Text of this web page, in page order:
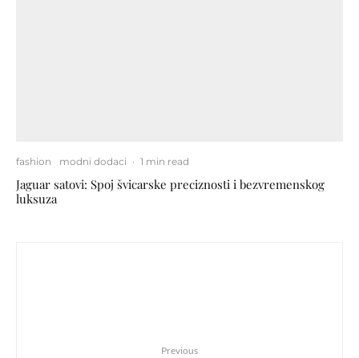
fashion modni dodaci · 1 min read
Jaguar satovi: Spoj švicarske preciznosti i bezvremenskog
luksuza
Previous